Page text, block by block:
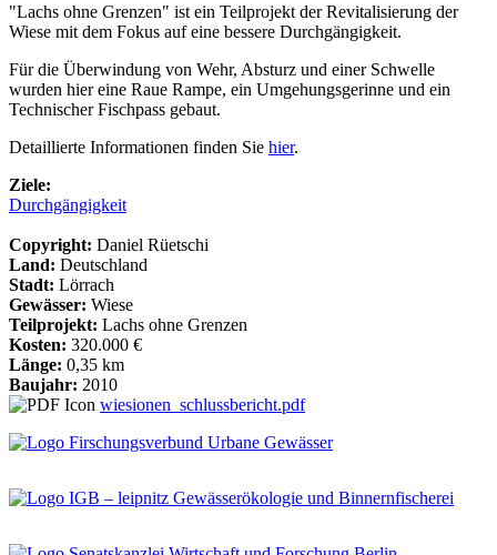
"Lachs ohne Grenzen" ist ein Teilprojekt der Revitalisierung der
Wiese mit dem Fokus auf eine bessere Durchgängigkeit.
Für die Überwindung von Wehr, Absturz und einer Schwelle
wurden hier eine Raue Rampe, ein Umgehungsgerinne und ein
Technischer Fischpass gebaut.
Detaillierte Informationen finden Sie hier.
Ziele:
Durchgängigkeit
Copyright: Daniel Rüetschi
Land: Deutschland
Stadt: Lörrach
Gewässer: Wiese
Teilprojekt: Lachs ohne Grenzen
Kosten: 320.000 €
Länge: 0,35 km
Baujahr: 2010
wiesionen_schlussbericht.pdf